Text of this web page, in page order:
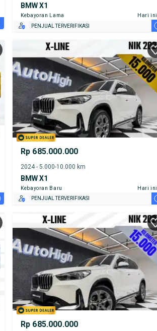
BMW X1
Kebayoran Lama
Hari ini
PENJUAL TERVERIFIKASI
Rp 685.000.000
2024 - 5.000-10.000 km
BMW X1
Kebayoran Baru
Hari ini
PENJUAL TERVERIFIKASI
Rp 685.000.000